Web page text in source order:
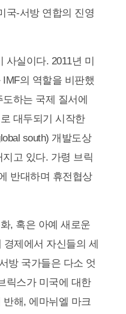
국-서방 연합의 진영
사실이다. 2011년 미
의 역할을 비판했
하는 국제 질서에
대두되기 시작한
south) 개발도상
고 있다. 가령 브릭
반대하며 휴전협상
, 혹은 아예 새로운
경제에서 자신들의 세
방 국가들은 다소 엇
릭스가 미국에 대한
해, 에마뉘엘 마크